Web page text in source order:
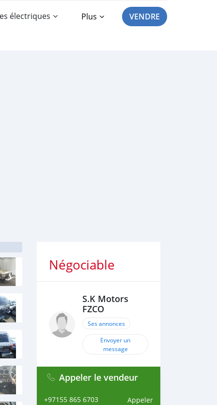
électriques Plus VENDRE
Négociable
S.K Motors
FZCO
Ses annonces
Envoyer un
message
Appeler le vendeur
+97155 865 6703 Appeler